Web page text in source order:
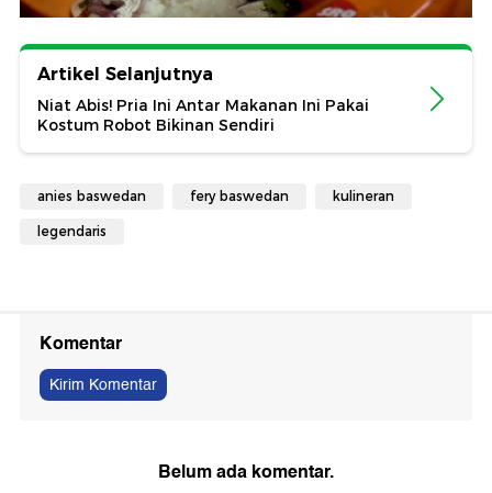
Artikel Selanjutnya
Niat Abis! Pria Ini Antar Makanan Ini Pakai
Kostum Robot Bikinan Sendiri
anies baswedan fery baswedan kulineran
legendaris
Komentar
Kirim Komentar
Belum ada komentar.